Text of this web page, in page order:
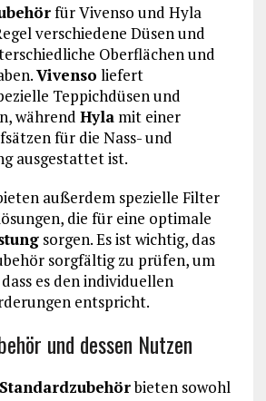
für Vivenso und Hyla
verschiedene Düsen und
Oberflächen und
Vivenso liefert
Teppichdüsen und
während Hylamit einer
für die Nass- und
ausgestattet ist.
außerdem spezielle Filter
die für eine optimale
sorgen. Es ist wichtig, das
sorgfältig zu prüfen, um
es den individuellen
entspricht.
und dessen Nutzen
Standardzubehörbieten sowohl